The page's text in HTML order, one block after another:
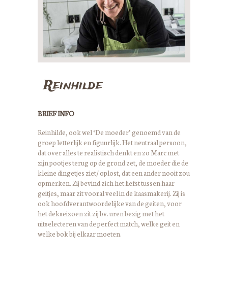
Reinhilde
BRIEF INFO
Reinhilde, ook wel ‘De moeder’ genoemd van de
groep letterlijk en figuurlijk. Het neutraal persoon,
dat over alles te realistisch denkt en zo Marc met
zijn pootjes terug op de grond zet, de moeder die de
kleine dingetjes ziet/ oplost, dat een ander nooit zou
opmerken. Zij bevind zich het liefst tussen haar
geitjes, maar zit vooral veel in de kaasmakerij. Zij is
ook hoofdverantwoordelijke van de geiten, voor
het dekseizoen zit zij bv. uren bezig met het
uitselecteren van de perfect match, welke geit en
welke bok bij elkaar moeten.